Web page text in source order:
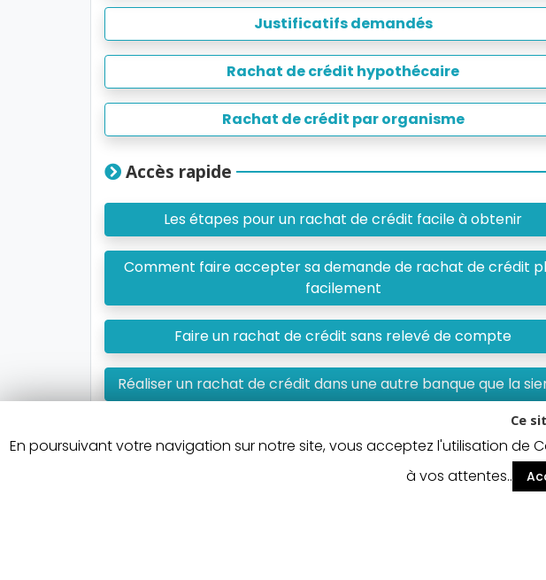
Justificatifs demandés
Rachat de crédit hypothécaire
Rachat de crédit par organisme
Accès rapide
Les étapes pour un rachat de crédit facile à obtenir
Comment faire accepter sa demande de rachat de crédit
facilement
Faire un rachat de crédit sans relevé de compte
Réaliser un rachat de crédit dans une autre banque que la
Ce
En poursuivant votre navigation sur notre site, vous acceptez l'utilisation
à vos attentes..